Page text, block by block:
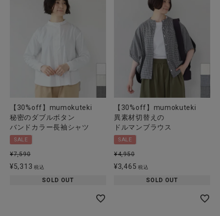
【30%off】mumokuteki
秘密のダブルボタン
バンドカラー長袖シャツ
SALE
¥7,590
¥5,313 税込
SOLD OUT
【30%off】mumokuteki
異素材切替えの
ドルマンブラウス
SALE
¥4,950
¥3,465 税込
SOLD OUT